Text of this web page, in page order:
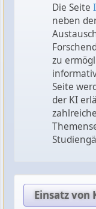
Die Seite
neben
zu
Seite
der KI
Einsatz